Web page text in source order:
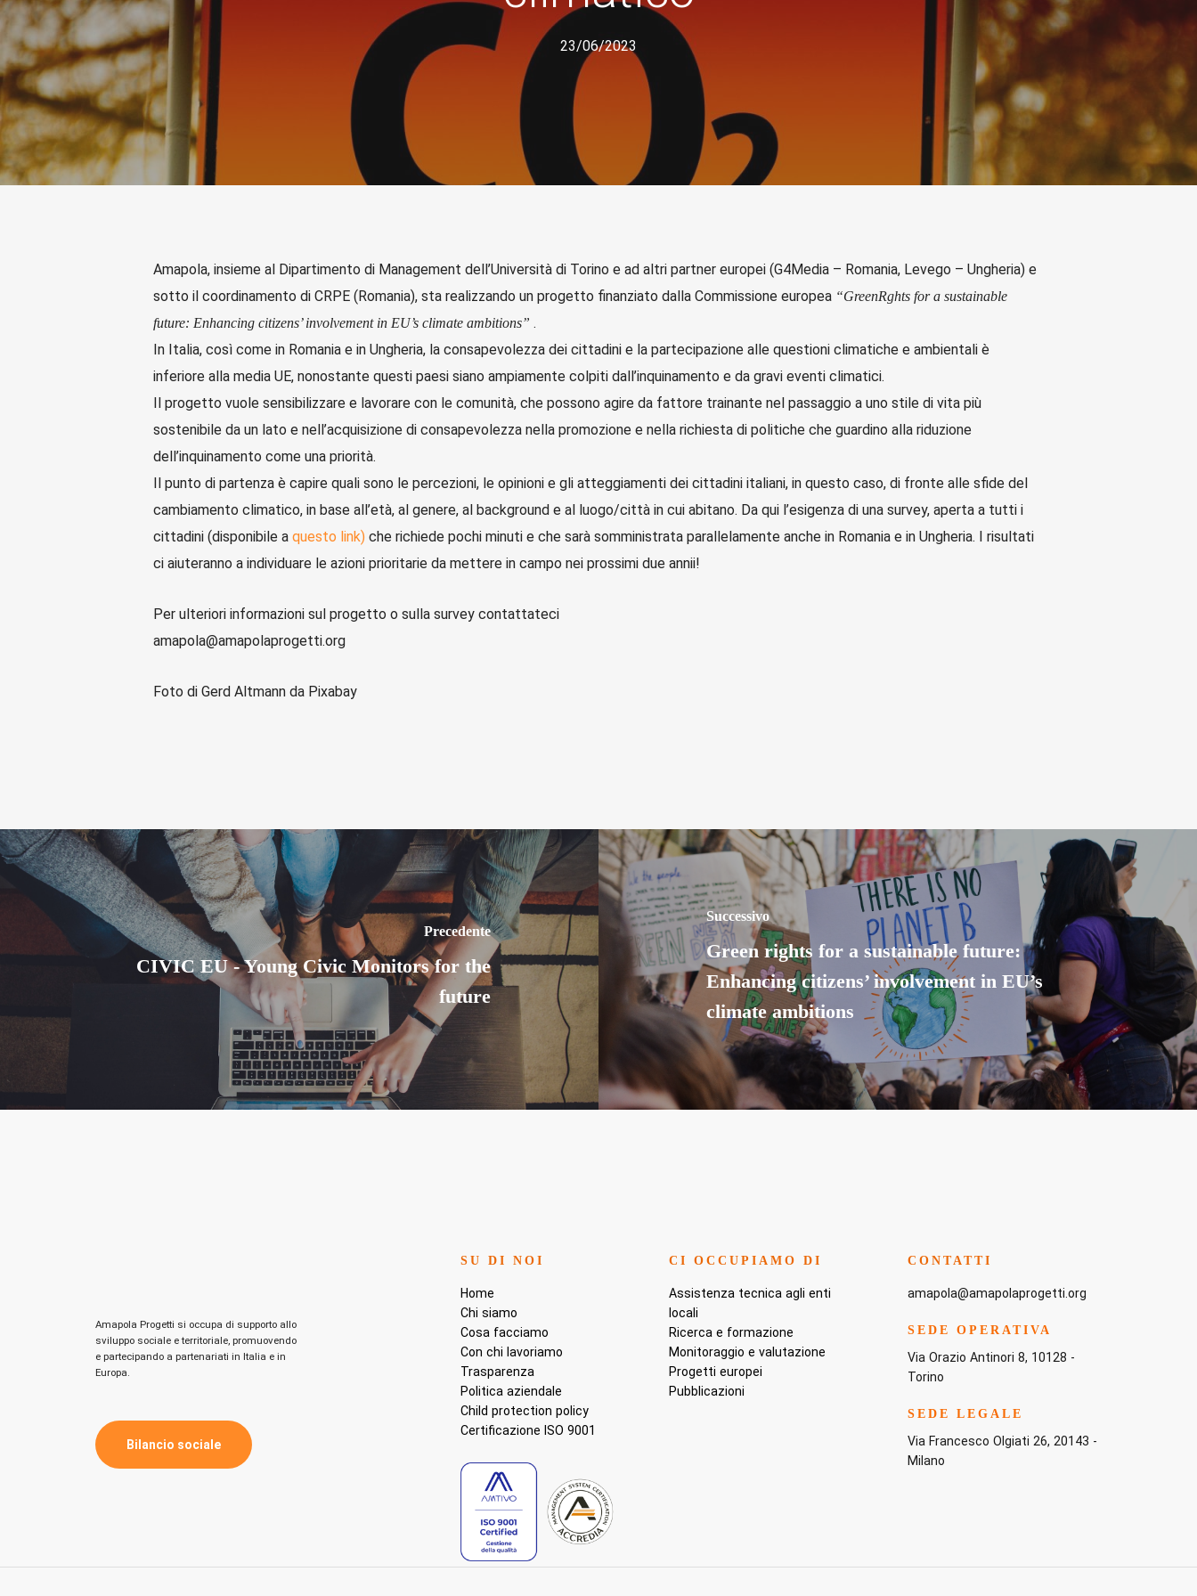
23/06/2023
Amapola, insieme al Dipartimento di Management dell’Università di Torino e ad altri partner europei (G4Media – Romania, Levego – Ungheria) e
sotto il coordinamento di CRPE (Romania), sta realizzando un progetto finanziato dalla Commissione europea “GreenRghts for a sustainable
future: Enhancing citizens’ involvement in EU’s climate ambitions” .
In Italia, così come in Romania e in Ungheria, la consapevolezza dei cittadini e la partecipazione alle questioni climatiche e ambientali è
inferiore alla media UE, nonostante questi paesi siano ampiamente colpiti dall’inquinamento e da gravi eventi climatici.
Il progetto vuole sensibilizzare e lavorare con le comunità, che possono agire da fattore trainante nel passaggio a uno stile di vita più
sostenibile da un lato e nell’acquisizione di consapevolezza nella promozione e nella richiesta di politiche che guardino alla riduzione
dell’inquinamento come una priorità.
Il punto di partenza è capire quali sono le percezioni, le opinioni e gli atteggiamenti dei cittadini italiani, in questo caso, di fronte alle sfide del
cambiamento climatico, in base all’età, al genere, al background e al luogo/città in cui abitano. Da qui l’esigenza di una survey, aperta a tutti i
cittadini (disponibile aquesto link) che richiede pochi minuti e che sarà somministrata parallelamente anche in Romania e in Ungheria. I risultati
ci aiuteranno a individuare le azioni prioritarie da mettere in campo nei prossimi due annii!
Per ulteriori informazioni sul progetto o sulla survey contattateci
amapola@amapolaprogetti.org
Foto di Gerd Altmann da Pixabay
Precedente
CIVIC EU - Young Civic Monitors for the
future
Successivo
Green rights for a sustainable future:
Enhancing citizens’ involvement in EU’s
climate ambitions
Amapola Progetti si occupa di supporto allo
sviluppo sociale e territoriale, promuovendo
e partecipando a partenariati in Italia e in
Europa.
Bi ancio socia e
SU DI NOI
Home
Chi siamo
Cosa facciamo
Con chi lavoriamo
Trasparenza
Politica aziendale
Child protection policy
Certificazione ISO 9001
CI OCCUPIAMO DI
Assistenza tecnica agli enti
locali
Ricerca e formazione
Monitoraggio e valutazione
Progetti europei
Pubblicazioni
CONTATTI
amapola@amapolaprogetti.org
SEDE OPERATIVA
Via Orazio Antinori 8, 10128 -
Torino
SEDE LEGALE
Via Francesco Olgiati 26, 20143 -
Milano